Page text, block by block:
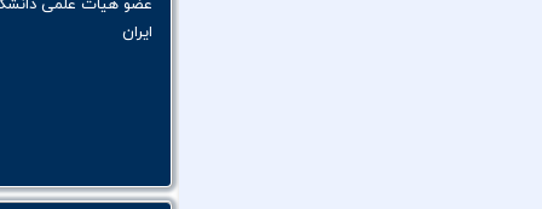
عضو هیأت علمی
ایران